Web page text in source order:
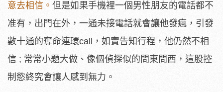
意去相信。 但是如果手機裡一個男性朋友的電話都不
准有，出門在外，一通未接電話就會讓他發瘋，引發
數十通的奪命連環call，如實告知行程，他仍然不相
信 ; 常常小題大做、像個偵探似的問東問西，這股控
制慾終究會讓人感到無力。